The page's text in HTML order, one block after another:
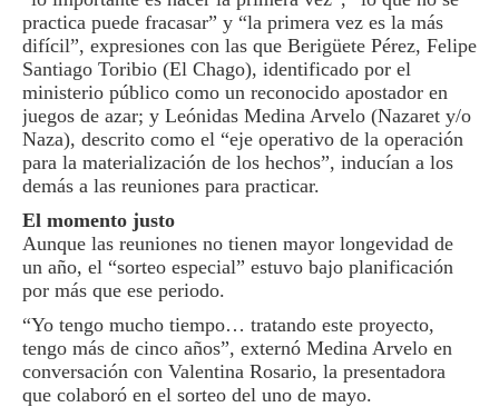
practica puede fracasar” y “la primera vez es la más
difícil”, expresio­nes con las que Berigüete Pérez, Felipe
Santiago To­ribio (El Chago), identifi­cado por el
ministerio pú­blico como un reconocido apostador en
juegos de azar; y Leónidas Medina Arvelo (Nazaret y/o
Na­za), descrito como el “eje operativo de la operación
para la materialización de los hechos”, inducían a los
demás a las reuniones pa­ra practicar.
El momento justo
Aunque las reuniones no tienen mayor longevidad de
un año, el “sorteo especial” estuvo bajo planificación
por más que ese periodo.
“Yo tengo mucho tiem­po… tratando este pro­yecto,
tengo más de cinco años”, externó Medina Ar­velo en
conversación con Valentina Rosario, la pre­sentadora
que colaboró en el sorteo del uno de mayo.